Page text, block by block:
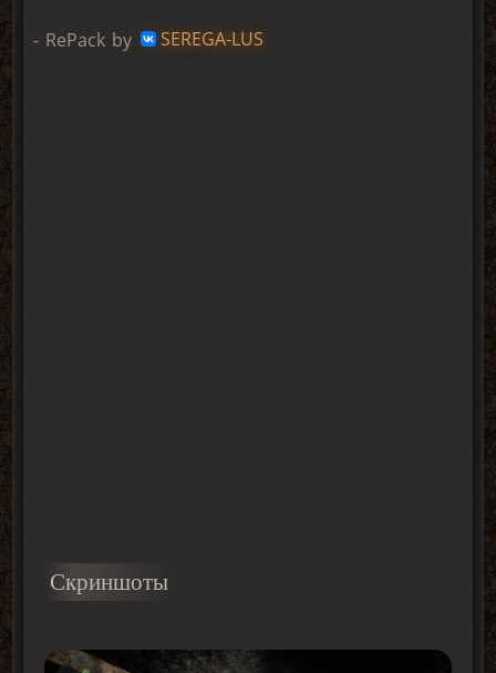
- RePack by SEREGA-LUS
Скриншоты